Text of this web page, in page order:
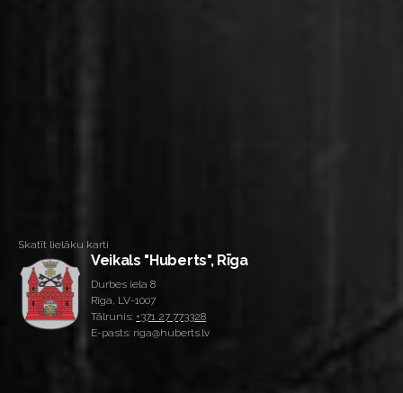
Skatīt lielāku karti
Veikals "Huberts", Rīga
Durbes iela 8
Rīga, LV-1007
Tālrunis: +371 27 773328
E-pasts: riga@huberts.lv